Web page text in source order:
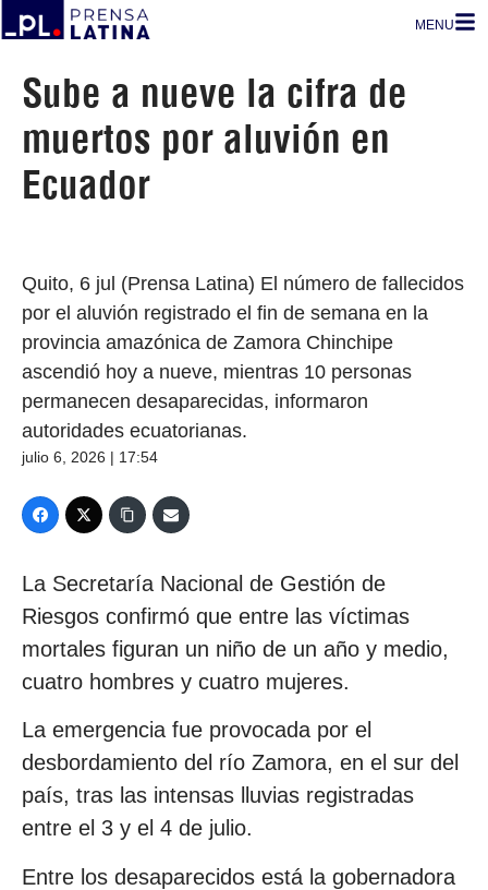
MENU
Sube a nueve la cifra de
muertos por aluvión en
Ecuador
Quito, 6 jul (Prensa Latina) El número de fallecidos
por el aluvión registrado el fin de semana en la
provincia amazónica de Zamora Chinchipe
ascendió hoy a nueve, mientras 10 personas
permanecen desaparecidas, informaron
autoridades ecuatorianas.
julio 6, 2026 | 17:54
La Secretaría Nacional de Gestión de
Riesgos confirmó que entre las víctimas
mortales figuran un niño de un año y medio,
cuatro hombres y cuatro mujeres.
La emergencia fue provocada por el
desbordamiento del río Zamora, en el sur del
país, tras las intensas lluvias registradas
entre el 3 y el 4 de julio.
Entre los desaparecidos está la gobernadora